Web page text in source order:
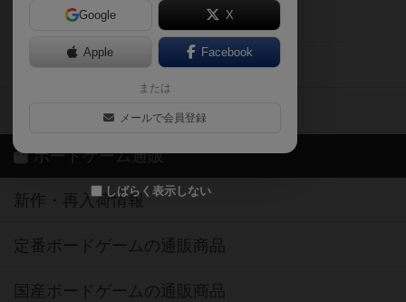
Google X
Apple Facebook
または
メールで会員登録
しばらく表示しない
ボドとも・会員一覧
ボードゲーム業界コラム
ボドゲーマご利用案内
ボードゲーム通販
新作・再入荷情報
定番ボードゲームの通販商品
国産ボードゲームの通販商品